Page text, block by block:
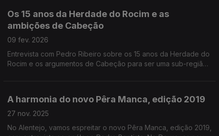
Os 15 anos da Herdade do Rocim e as
ambições de Cabeção
09 fev. 2026
Entrevista com Pedro Ribeiro sobre os 15 anos da Herdade do
Rocim e os argumentos de Cabeção para ser uma sub-região
A harmonia do novo Pêra Manca, edição 2019
27 nov. 2025
No Alentejo, vamos espreitar o novo Pêra Manca, edição 2019,